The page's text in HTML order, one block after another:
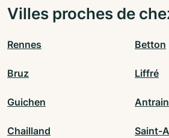
Villes proches de
Rennes Betton
Bruz Liffré
Guichen Antrain
Chailland Saint-